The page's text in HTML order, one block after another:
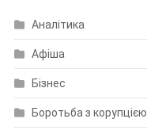
Аналітика
Афіша
Бізнес
Боротьба з корупцією